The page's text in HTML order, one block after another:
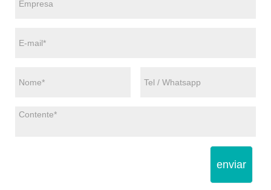
enviar